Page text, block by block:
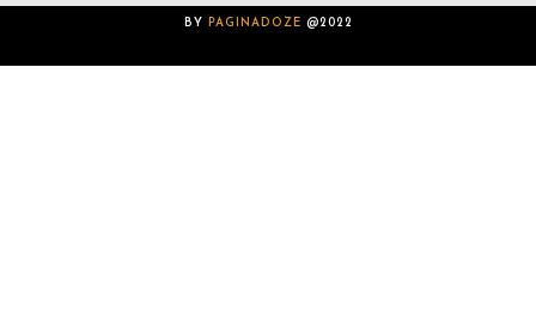
BY PAGINADOZE @2022